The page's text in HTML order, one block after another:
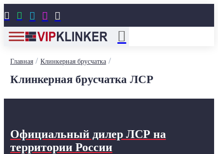
    
Главная/ Клинкерная брусчатка/
Клинкерная брусчатка ЛСР
Официальный дилер ЛСР на
территории России